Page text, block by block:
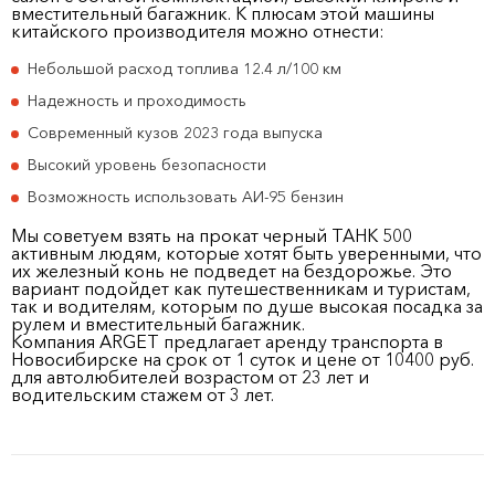
вместительный багажник. К плюсам этой машины
китайского производителя можно отнести:
Небольшой расход топлива 12.4 л/100 км
Надежность и проходимость
Современный кузов 2023 года выпуска
Высокий уровень безопасности
Возможность использовать АИ-95 бензин
Мы советуем взять на прокат черный ТАНК 500
активным людям, которые хотят быть уверенными, что
их железный конь не подведет на бездорожье. Это
вариант подойдет как путешественникам и туристам,
так и водителям, которым по душе высокая посадка за
рулем и вместительный багажник.
Компания ARGET предлагает аренду транспорта в
Новосибирске на срок от 1 суток и цене от 10400 руб.
для автолюбителей возрастом от 23 лет и
водительским стажем от 3 лет.